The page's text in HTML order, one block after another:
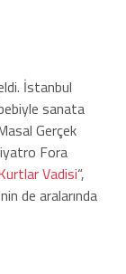
İstanbul
sanata
Gerçek
Fora
Vadisi“,
de aralarında